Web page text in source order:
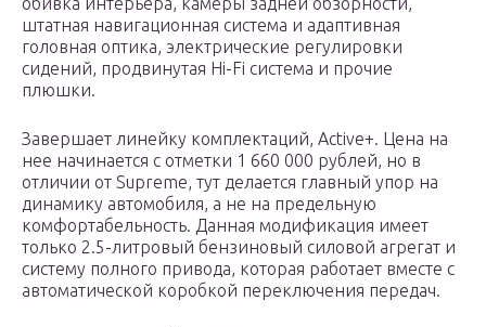
штатная навигационная система и адаптивная
головная оптика, электрические регулировки
сидений, продвинутая Hi-Fi система и прочие
плюшки.
Завершает линейку комплектаций, Active+. Цена на
нее начинается с отметки 1 660 000 рублей, но в
отличии от Supreme, тут делается главный упор на
динамику автомобиля, а не на предельную
комфортабельность. Данная модификация имеет
только 2.5-литровый бензиновый силовой агрегат и
систему полного привода, которая работает вместе с
автоматической коробкой переключения передач.